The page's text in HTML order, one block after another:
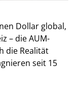
Dollar global,
– die AUM-
die Realität
seit 15